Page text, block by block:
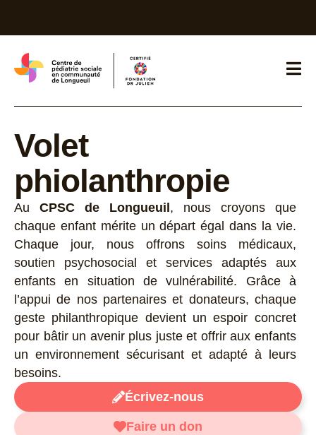
Volet
phiolanthropie
Au CPSC de Longueuil , nous croyons que
chaque enfant mérite un départ égal dans la vie.
Chaque jour, nous offrons soins médicaux,
soutien psychosocial et services adaptés aux
enfants en situation de vulnérabilité. Grâce à
l’appui de nos partenaires et donateurs, chaque
geste philanthropique devient un espoir concret
pour bâtir un avenir plus juste et offrir aux enfants
un environnement sécurisant et adapté à leurs
besoins.
Écrivez-nous
Faire un don